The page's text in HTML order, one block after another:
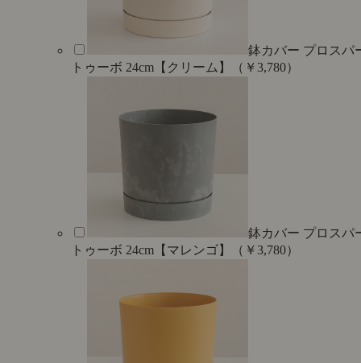
鉢カバー プロスパ
トゥーボ 24cm【クリーム】（￥3,780）
鉢カバー プロスパ
トゥーボ 24cm【マレンゴ】（￥3,780）